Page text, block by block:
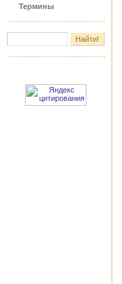
Термины